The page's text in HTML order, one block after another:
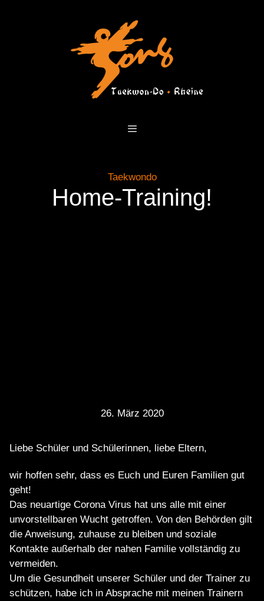
Taekwondo
Home-Training!
26. März 2020
Liebe Schüler und Schülerinnen, liebe Eltern,
wir hoffen sehr, dass es Euch und Euren Familien gut
geht!
Das neuartige Corona Virus hat uns alle mit einer
unvorstellbaren Wucht getroffen. Von den Behörden gilt
die Anweisung, zuhause zu bleiben und soziale
Kontakte außerhalb der nahen Familie vollständig zu
vermeiden.
Um die Gesundheit unserer Schüler und der Trainer zu
schützen, habe ich in Absprache mit meinen Trainern